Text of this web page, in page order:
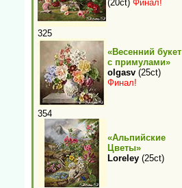
(20ct) Финал!
325
«Весенний букет
с примулами»
olgasv (25ct)
Финал!
354
«Альпийские
Цветы»
Loreley (25ct)